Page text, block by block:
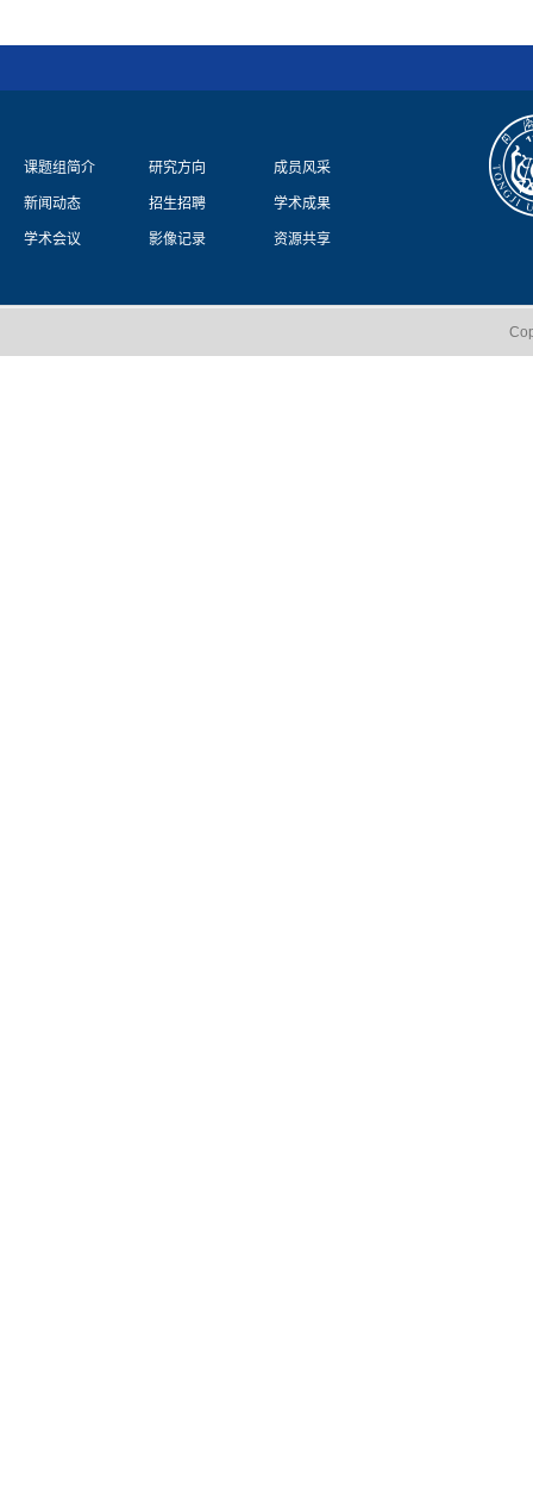
课题组简介 研究方向 成员风采
新闻动态 招生招聘 学术成果
学术会议 影像记录 资源共享